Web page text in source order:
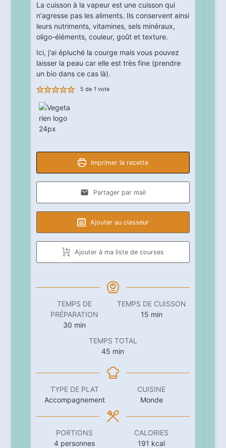
La cuisson à la vapeur est une cuisson qui
n'agresse pas les aliments. Ils conservent ainsi
leurs nutriments, vitamines, sels minéraux,
oligo-éléments, couleur, goût et texture.
Ici, j'ai épluché la courge mais vous pouvez
laisser la peau car elle est très fine (prendre
un bio dans ce cas là).
5 de 1 vote
Imprimer la recette
Partager par mail
Ajouter au classeur
Ajouter à ma liste de courses
TEMPS DE
PRÉPARATION
30 minutes
min
TEMPS DE CUISSON
15minutes
min
TEMPS TOTAL
45 minutes
min
TYPE DE PLAT
Accompagnement
CUISINE
Monde
PORTIONS
4 personnes
CALORIES
191 kcal